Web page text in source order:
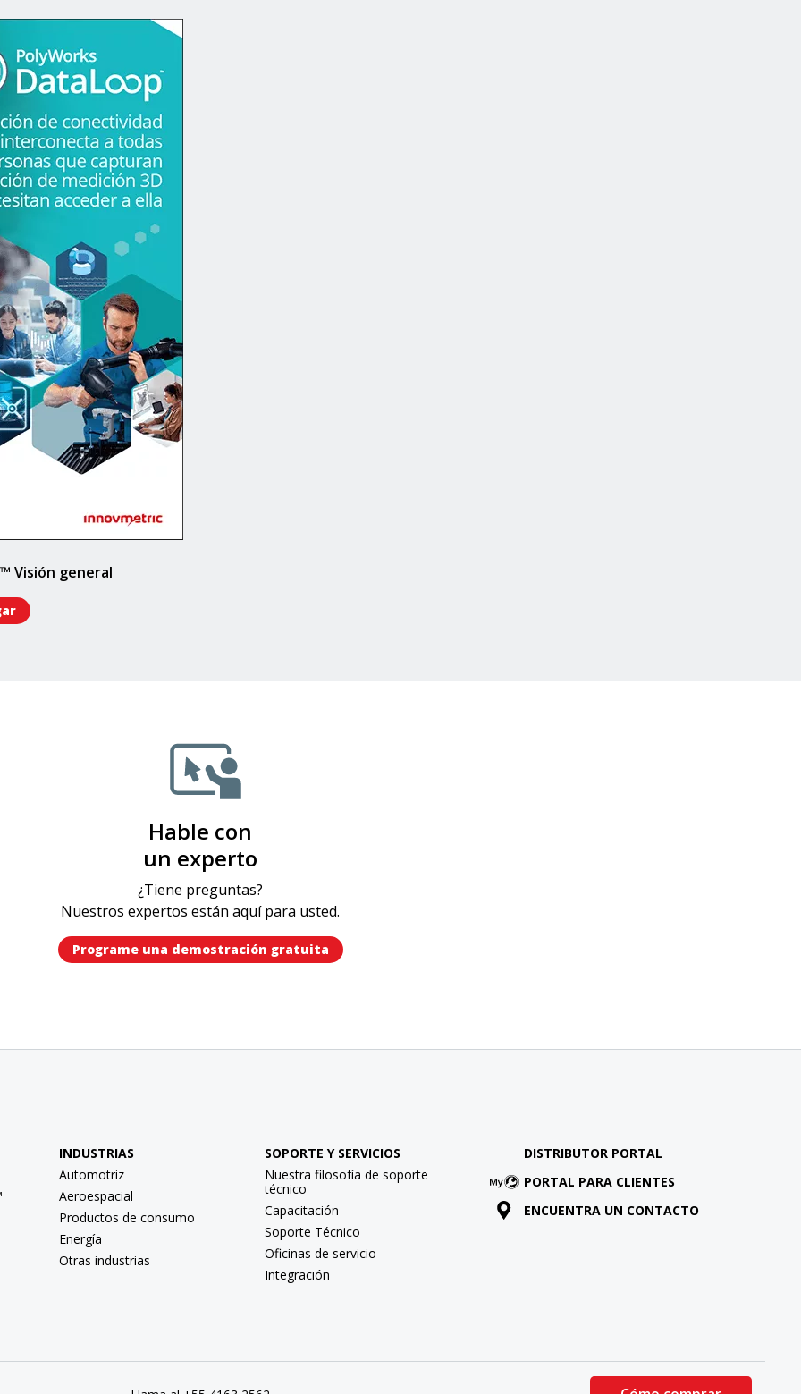
Visión general
Hable con
un experto
¿Tiene preguntas?
Nuestros expertos están aquí para usted.
Programe una demostración gratuita​
INDUSTRIAS
Automotriz
Aeroespacial
Productos de consumo
Energía
Otras industrias
SOPORTE Y SERVICIOS
Nuestra filosofía de soporte
técnico
Capacitación
Soporte Técnico
Oficinas de servicio
Integración
DISTRIBUTOR PORTAL
PORTAL PARA CLIENTES
ENCUENTRA UN CONTACTO